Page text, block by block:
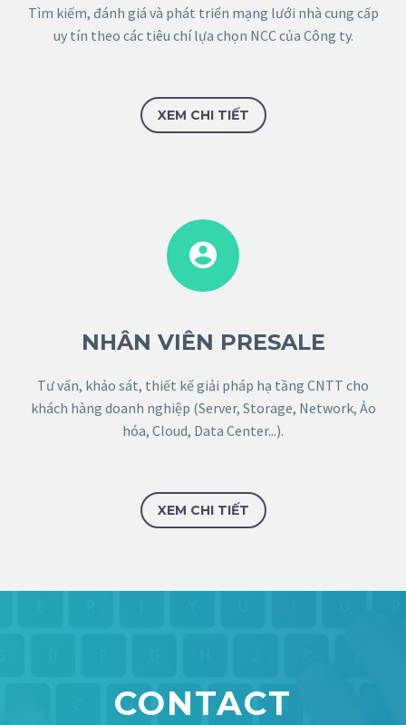
Tìm kiếm, đánh giá và phát triển mạng lưới nhà cung cấp
uy tín theo các tiêu chí lựa chọn NCC của Công ty.
XEM CHI TIẾT


NHÂN VIÊN PRESALE
Tư vấn, khảo sát, thiết kế giải pháp hạ tầng CNTT cho
khách hàng doanh nghiệp (Server, Storage, Network, Ảo
hóa, Cloud, Data Center...).
XEM CHI TIẾT
CONTACT